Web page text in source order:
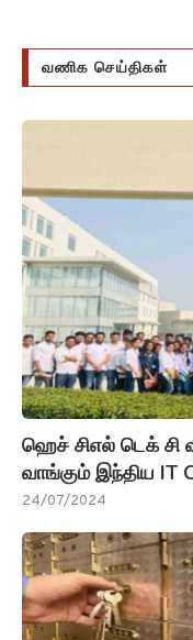
வணிக செய்திகள்
ஹெச் சிஎல் டெக் சி
வாங்கும் இந்திய IT
24/07/2024